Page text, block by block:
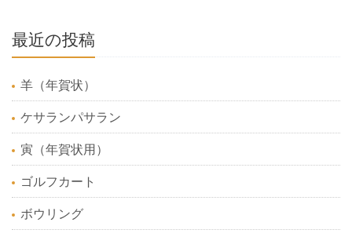
最近の投稿
羊（年賀状）
ケサランパサラン
寅（年賀状用）
ゴルフカート
ボウリング